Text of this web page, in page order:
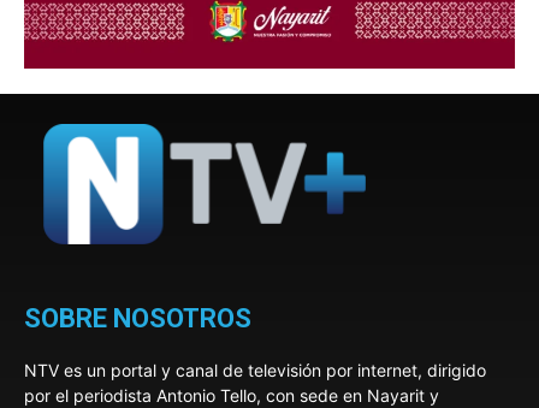
SOBRE NOSOTROS
NTV es un portal y canal de televisión por internet, dirigido
por el periodista Antonio Tello, con sede en Nayarit y